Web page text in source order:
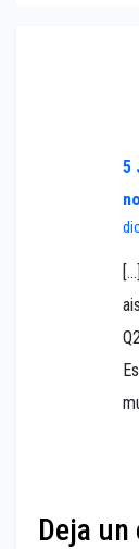
5
Deja